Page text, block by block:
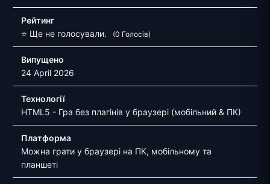
Рейтинг
⭐ Ще не голосували.
(0 Голосів)
Випущено
24 April 2026
Технології
HTML5 - Гра без плагінів у браузері (мобільний & ПК)
Платформа
Можна грати у браузері на ПК, мобільному та
планшеті